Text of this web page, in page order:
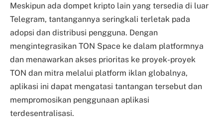
Meskipun ada dompet kripto lain yang tersedia di luar
Telegram, tantangannya seringkali terletak pada
adopsi dan distribusi pengguna. Dengan
mengintegrasikan TON Space ke dalam platformnya
dan menawarkan akses prioritas ke proyek-proyek
TON dan mitra melalui platform iklan globalnya,
aplikasi ini dapat mengatasi tantangan tersebut dan
mempromosikan penggunaan aplikasi
terdesentralisasi.